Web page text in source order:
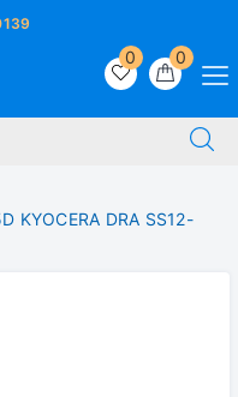
0
0
KYOCERA DRA SS12-